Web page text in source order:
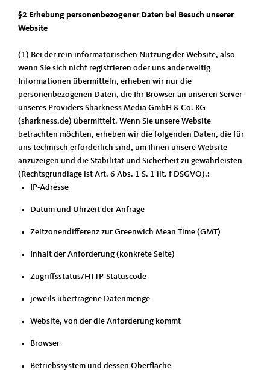
§2 Erhebung personenbezogener Daten bei Besuch unserer
Website
(1) Bei der rein informatorischen Nutzung der Website, also
wenn Sie sich nicht registrieren oder uns anderweitig
Informationen übermitteln, erheben wir nur die
personenbezogenen Daten, die Ihr Browser an unseren Server
unseres Providers Sharkness Media GmbH & Co. KG
(sharkness.de) übermittelt. Wenn Sie unsere Website
betrachten möchten, erheben wir die folgenden Daten, die für
uns technisch erforderlich sind, um Ihnen unsere Website
anzuzeigen und die Stabilität und Sicherheit zu gewährleisten
(Rechtsgrundlage ist Art. 6 Abs. 1 S. 1 lit. f DSGVO).:
IP-Adresse
Datum und Uhrzeit der Anfrage
Zeitzonendifferenz zur Greenwich Mean Time (GMT)
Inhalt der Anforderung (konkrete Seite)
Zugriffsstatus/HTTP-Statuscode
jeweils übertragene Datenmenge
Website, von der die Anforderung kommt
Browser
Betriebssystem und dessen Oberfläche